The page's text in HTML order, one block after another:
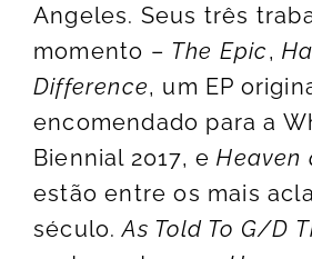
Angeles. Seus três
momento – The Epic,
Difference, um EP
encomendado para a
Biennial 2017, eHeaven
estão entre os mais
século. As Told To G/D